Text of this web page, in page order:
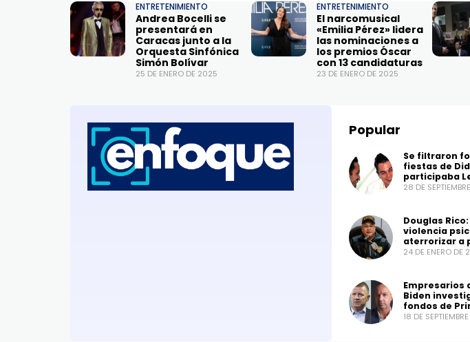
ENTRETENIMIENTO
Andrea Bocelli se
presentará en
Caracas junto a la
Orquesta Sinfónica
Simón Bolívar
25 DE ENERO DE 2025
ENTRETENIMIENTO
El narcomusical
«Emilia Pérez» lidera
las nominaciones a
los premios Óscar
con 13 candidaturas
23 DE ENERO DE 2025
Popular
Se filtraron
fiestas de
participaba
28 DE
Douglas
violencia
aterrorizar a
24 DE ENERO DE
Empresarios
Biden
fondos de
18 DE